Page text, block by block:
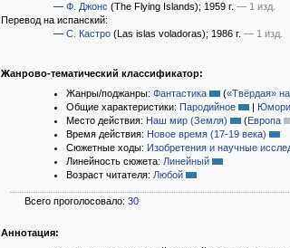
— Ф. Джонс (The Flying Islands); 1959 г. — 1 изд.
Перевод на испанский:
— С. Кастро (Las islas voladoras); 1986 г. — 1 изд.
Жанрово-тематический классификатор:
Жанры/поджанры: Фантастика («Твёрдая»
Общие характеристики: Пародийное |
Место действия: Наш мир (Земля) (Европа
Время действия: Новое время (17-19 века)
Сюжетные ходы: Изобретения и научные
Линейность сюжета: Линейный
Возраст читателя: Любой
Всего проголосовало: 30
Аннотация: